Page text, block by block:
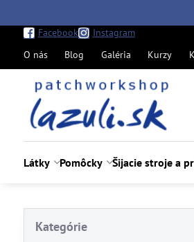
Facebook
Instagram
O nás
Blog Galéria Kurzy
Látky Pomôcky Šijacie stroje a
Kategórie